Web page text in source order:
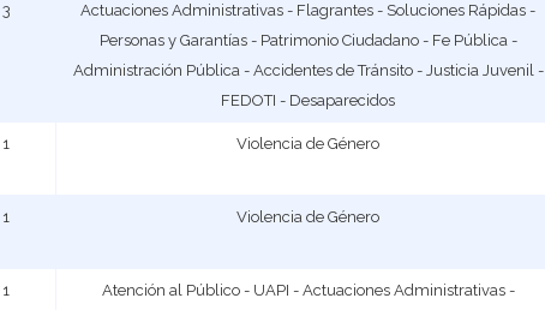
3
Actuaciones Administrativas - Flagrantes - Soluciones Rápidas -
Personas y Garantías - Patrimonio Ciudadano - Fe Pública -
Administración Pública - Accidentes de Tránsito - Justicia Juvenil -
FEDOTI - Desaparecidos
1 Violencia de Género
1 Violencia de Género
1
Atención al Público - UAPI - Actuaciones Administrativas -